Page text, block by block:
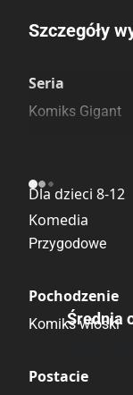
Porównaj
Szczegóły
Seria
Komiks Gigant
Dla dzieci 8-12
Komedia
Przygodowe
Pochodzenie
Komiks włoski
Postacie
Średnia